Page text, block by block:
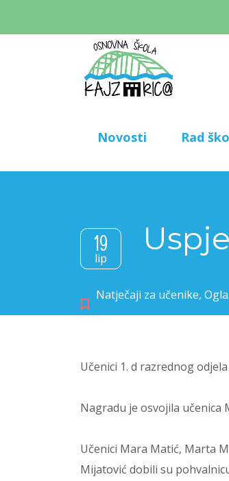
Novosti Rad
19
lip
Natječaji za učenike,
Učenici 1. d razrednog
Nagradu je osvojila učenica
Učenici Mara Matić, Marta
Mijatović dobili su